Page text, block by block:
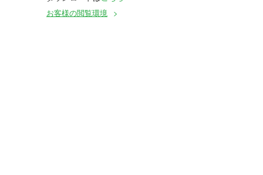
お客様の閲覧環境